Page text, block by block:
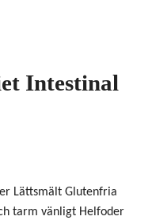
Intestinal
Lättsmält Glutenfria
tarm vänligt Helfoder